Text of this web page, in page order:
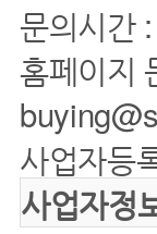
문의시간
홈페이지
사업자등
사업자정